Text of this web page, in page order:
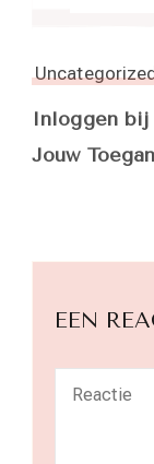
Inloggen
Jouw
EEN